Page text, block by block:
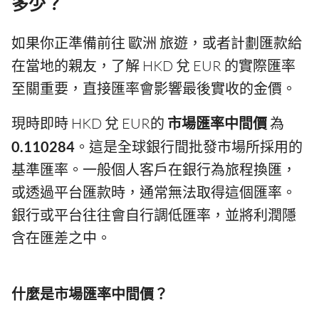
如果你正準備前往 歐洲 旅遊，或者計劃匯款給
在當地的親友，了解 HKD 兌 EUR 的實際匯率
至關重要，直接匯率會影響最後實收的金價。
現時即時 HKD 兌 EUR的 市場匯率中間價為
0.110284 。這是全球銀行間批發市場所採用的
基準匯率。一般個人客戶在銀行為旅程換匯，
或透過平台匯款時，通常無法取得這個匯率。
銀行或平台往往會自行調低匯率，並將利潤隱
含在匯差之中。
什麼是市場匯率中間價？